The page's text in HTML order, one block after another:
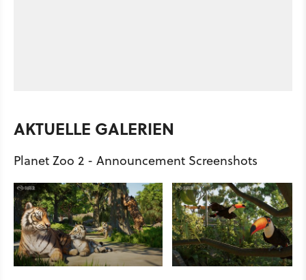
AKTUELLE GALERIEN
Planet Zoo 2 - Announcement Screenshots